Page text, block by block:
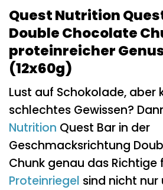
Quest Nutrition
Double Chocolate
proteinreicher
(12x60g)
Lust auf Schokolade, aber
schlechtes Gewissen?
Nutrition Quest Bar in der
Geschmacksrichtung
Chunk genau das Richtige
Proteinriegel sind nicht